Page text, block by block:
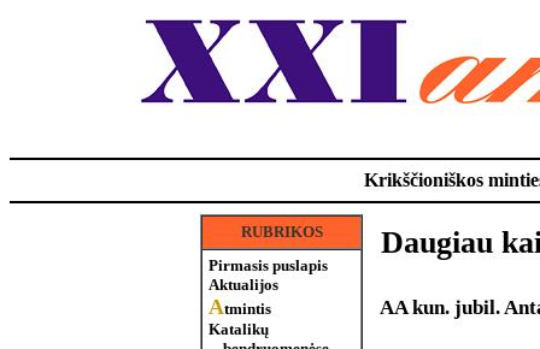
Krikščioniškos
RUBRIKOS
Pirmasis puslapis
Aktualijos
Atmintis
Katalikų
Daugiau
AA kun. jubil.